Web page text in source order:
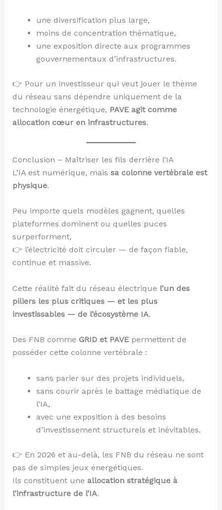
une diversification plus large,
moins de concentration thématique,
une exposition directe aux programmes
gouvernementaux d’infrastructures.
👉 Pour un investisseur qui veut jouer le thème
du réseau sans dépendre uniquement de la
technologie énergétique, PAVE agit comme
allocation cœur en infrastructures.
Conclusion – Maîtriser les fils derrière l’IA
L’IA est numérique, mais sa colonne vertébrale est
physique.
Peu importe quels modèles gagnent, quelles
plateformes dominent ou quelles puces
surperforment,
👉 l’électricité doit circuler — de façon fiable,
continue et massive.
Cette réalité fait du réseau électrique l’un des
piliers les plus critiques — et les plus
investissables — de l’écosystème IA.
Des FNB comme GRID et PAVEpermettent de
posséder cette colonne vertébrale :
sans parier sur des projets individuels,
sans courir après le battage médiatique de
l’IA,
avec une exposition à des besoins
d’investissement structurels et inévitables.
👉 En 2026 et au-delà, les FNB du réseau ne sont
pas de simples jeux énergétiques.
Ils constituent une allocation stratégique à
l’infrastructure de l’IA.